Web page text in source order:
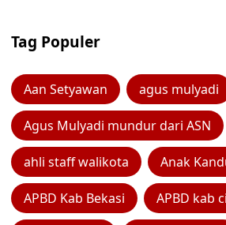
Tag Populer
Aan Setyawan agus mulyadi
Agus Mulyadi mundur dari ASN
ahli staff walikota Anak
APBD Kab Bekasi APBD kab